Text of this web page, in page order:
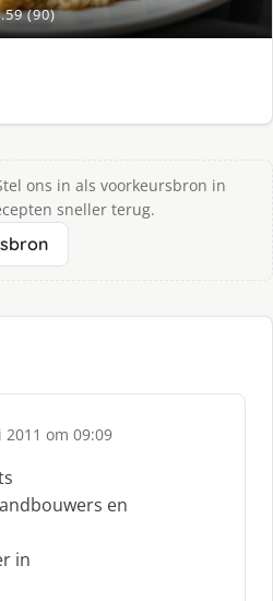
(90)
ons in als voorkeursbron in
sneller terug.
om 09:09
en
in